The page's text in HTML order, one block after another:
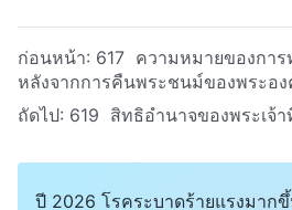
ก่อนหน้า: 617 ความหมายของการ
หลังจากการคืนพระชนม์ของพระอง
ถัดไป: 619 สิทธิอำนาจของพระเจ้
ปี 2026 โรคระบาดร้ายแรงมาก